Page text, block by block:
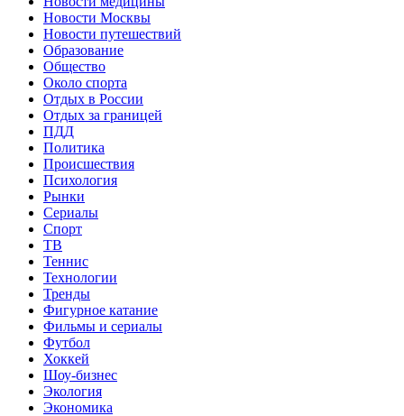
Новости Москвы
Новости путешествий
Образование
Общество
Около спорта
Отдых в России
Отдых за границей
ПДД
Политика
Происшествия
Психология
Рынки
Сериалы
Спорт
ТВ
Теннис
Технологии
Тренды
Фигурное катание
Фильмы и сериалы
Футбол
Хоккей
Шоу-бизнес
Экология
Экономика